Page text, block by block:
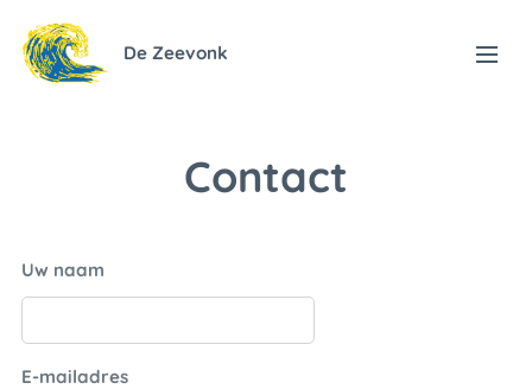
De Zeevonk
Contact
Uw naam
E-mailadres